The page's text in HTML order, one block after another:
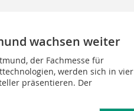
wachsen weiter
der Fachmesse für
werden sich in vier
präsentieren. Der